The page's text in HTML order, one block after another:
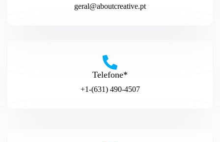
geral@aboutcreative.pt
Telefone*
+1-(631) 490-4507